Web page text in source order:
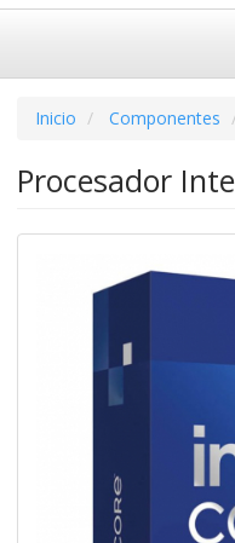
Inicio Componentes
Procesador